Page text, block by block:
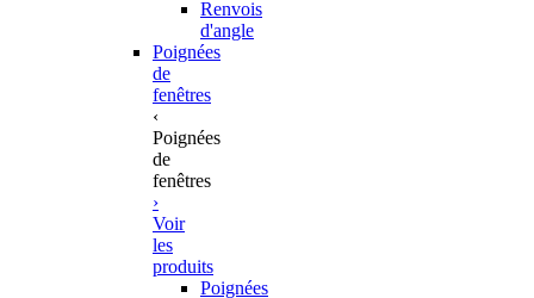
Renvois
d'angle
Poignées
de
fenêtres
‹
Poignées
de
fenêtres
›
Voir
les
produits
Poignées